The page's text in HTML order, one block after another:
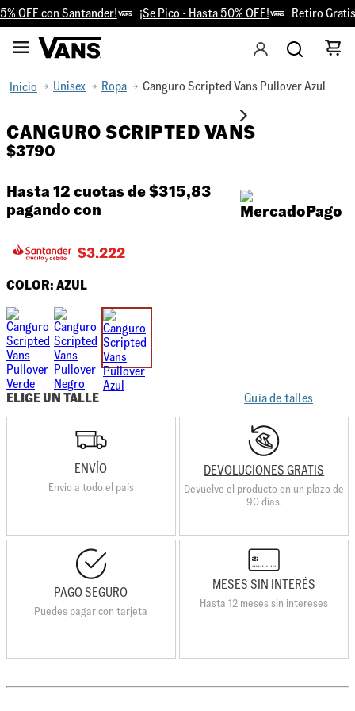
OFF con Santander! ¡Se Picó - Hasta 50% OFF! Retiro
Unisex Ropa Canguro Scripted Vans Pullover Azul
CANGURO SCRIPTED VANS
$3790
Hasta 12 cuotas de$315,83
pagando con
$3.222
COLOR:AZUL
ELIGE UN TALLE Guía de talles
ENVÍO
Envio a todo el país
DEVOLUCIONES GRATIS
Devuelve el producto en un plazo de
90 días.
PAGO SEGURO
Puedes pagar con tarjeta
MESES SIN INTERÉS
Hasta 12 meses sin intereses